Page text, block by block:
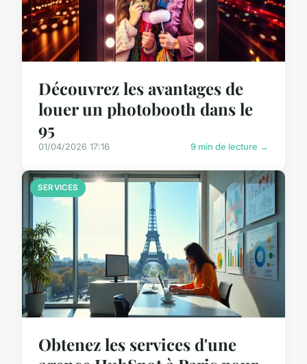
Découvrez les avantages de
louer un photobooth dans le
95
01/04/2026 17:16 9 min de lecture →
SERVICES
Obtenez les services d'une